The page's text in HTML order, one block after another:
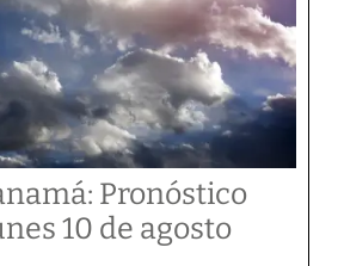
Pronóstico
10 de agosto